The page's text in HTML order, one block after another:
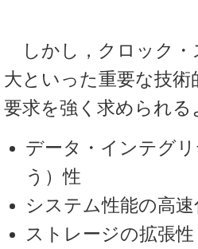
しかし，クロック・
大といった重要な技
要求を強く求められ
データ・インテグ
う）性
システム性能の高速
ストレージの拡張